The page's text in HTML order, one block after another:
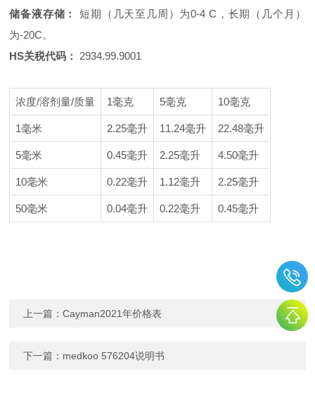
储备液存储：短期（几天至几周）为0-4 C，长期（几个月）
为-20C。
HS关税代码： 2934.99.9001
浓度/溶剂量/质量 1毫克 5毫克 10毫克
1毫米 2.25毫升 11.24毫升 22.48毫升
5毫米 0.45毫升 2.25毫升 4.50毫升
10毫米 0.22毫升 1.12毫升 2.25毫升
50毫米 0.04毫升 0.22毫升 0.45毫升
上一篇：Cayman2021年价格表
下一篇： medkoo 576204说明书